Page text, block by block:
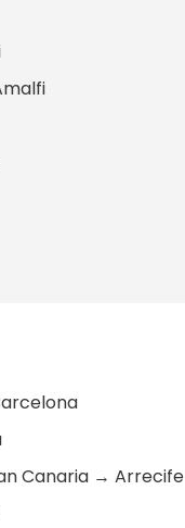
Canaria → Arrecife